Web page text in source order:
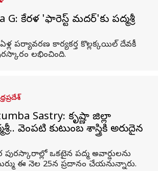
G: కేరళ 'ఫారెస్ట్ మదర్'కు పద్మశ్రీ
పర్యావరణ కార్యకర్త కొల్లక్కయిల్ దేవకీ
లభించింది.
Sastry: కృష్ణా జిల్లా
వెంపటి కుటుంబ శాస్త్రికి అరుదైన
ఒకటైన పద్మ అవార్డులను
ఈ నెల 25న ప్రదానం చేయనున్నారు.